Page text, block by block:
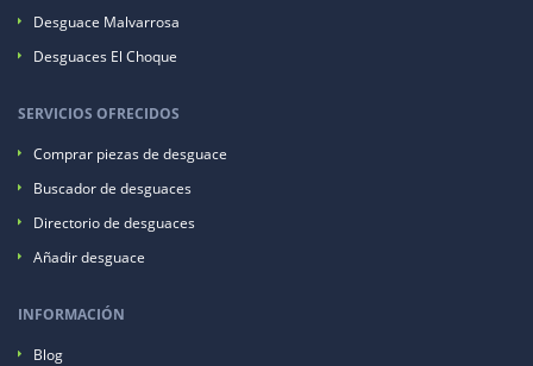
Desguace Malvarrosa
Desguaces El Choque
SERVICIOS OFRECIDOS
Comprar piezas de desguace
Buscador de desguaces
Directorio de desguaces
Añadir desguace
INFORMACIÓN
Blog